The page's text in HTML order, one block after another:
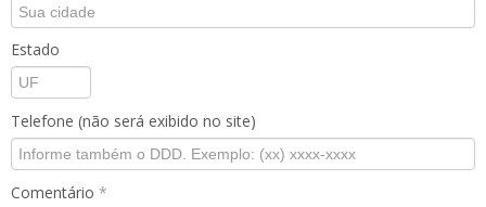
Estado
Telefone (não será exibido no site)
Comentário *